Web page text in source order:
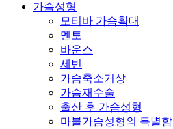
가슴성형
모티바 가슴확대
멘토
바운스
세빈
가슴축소거상
가슴재수술
출산 후 가슴성형
마블가슴성형의 특별함